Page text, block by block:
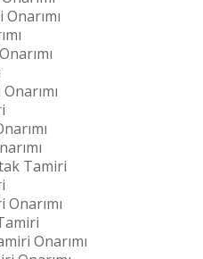
Tamiri
Onarımı